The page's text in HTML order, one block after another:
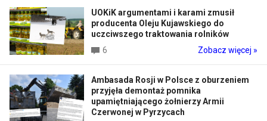
UOKiK argumentami i karami zmusił
producenta Oleju Kujawskiego do
uczciwszego traktowania rolników
6
Zobacz więcej »
Ambasada Rosji w Polsce z oburzeniem
przyjęła demontaż pomnika
upamiętniającego żołnierzy Armii
Czerwonej w Pyrzycach